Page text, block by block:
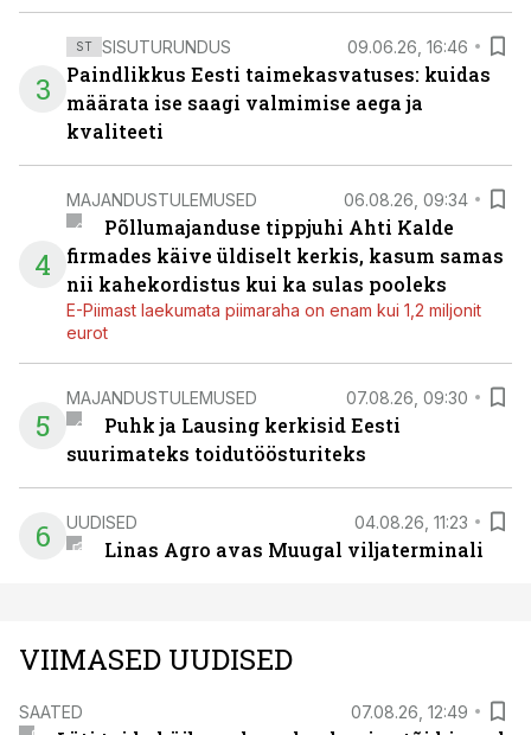
3
ST SISUTURUNDUS 09.06.26, 16:46
Paindlikkus Eesti taimekasvatuses: kuidas
määrata ise saagi valmimise aega ja
kvaliteeti
4
MAJANDUSTULEMUSED 06.08.26, 09:34
Põllumajanduse tippjuhi Ahti Kalde
firmades käive üldiselt kerkis, kasum samas
nii kahekordistus kui ka sulas pooleks
E-Piimast laekumata piimaraha on enam kui 1,2 miljonit
eurot
5
MAJANDUSTULEMUSED 07.08.26, 09:30
Puhk ja Lausing kerkisid Eesti
suurimateks toidutöösturiteks
6 UUDISED 04.08.26, 11:23
Linas Agro avas Muugal viljaterminali
VIIMASED UUDISED
SAATED 07.08.26, 12:49